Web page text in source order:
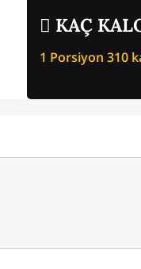
KAÇ
1 Porsiyon 310